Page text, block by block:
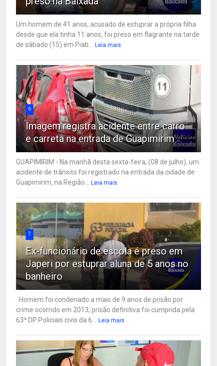
Um homem de 41 anos, acusado de estuprar a própria filha
desde que ela tinha 11 anos, foi preso em flagrante na tarde
de sábado (15) em Piab...
Leia mais
6
Imagem registra acidente entre carro
e carreta na entrada de Guapimirim
GUAPIMIRIM - Na manhã desta sexta-feira, (08 de julho), um
acidente de trânsito foi registrado na entrada da cidade de
Guapimirim, na Região...
Leia mais
7
Ex-funcionário de escola é preso em
Japeri por estuprar aluna de 5 anos no
banheiro
Homem foi condenado a mais de 9 anos de prisão por
crime ocorrido em 2013; prisão definitiva foi cumprida pela
63ª DP Policiais civis da 6...
Leia mais